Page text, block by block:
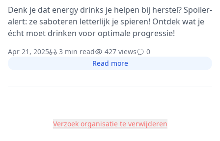
Denk je dat energy drinks je helpen bij herstel? Spoiler-
alert: ze saboteren letterlijk je spieren! Ontdek wat je
écht moet drinken voor optimale progressie!
Apr 21, 2025 3 min read 427 views
0
Read more
Verzoek organisatie te verwijderen